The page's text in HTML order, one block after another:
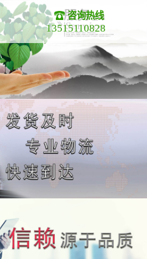
咨询热线
13515110828